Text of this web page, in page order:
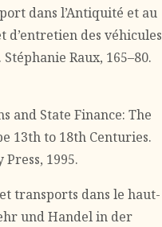
dans l’Antiquité et au
d’entretien des véhicules
Raux, 165–80.
and State Finance: The
13th to 18th Centuries.
1995.
transports dans le haut-
und Handel in der